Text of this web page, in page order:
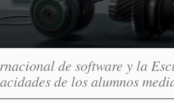
de software y la
de los alumnos